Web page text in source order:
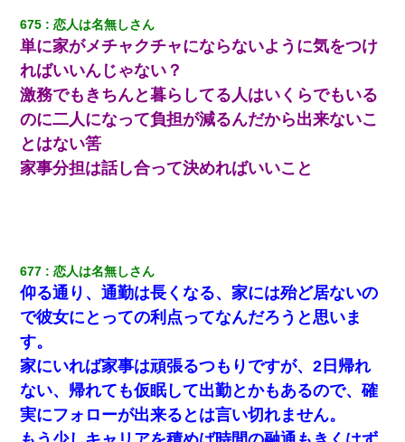
675 恋人は名無しさん
単に家がメチャクチャにならないように気をつけ
ればいいんじゃない？
激務でもきちんと暮らしてる人はいくらでもいる
のに二人になって負担が減るんだから出来ないこ
とはない筈
家事分担は話し合って決めればいいこと
677 恋人は名無しさん
仰る通り、通勤は長くなる、家には殆ど居ないの
で彼女にとっての利点ってなんだろうと思いま
す。
家にいれば家事は頑張るつもりですが、2日帰れ
ない、帰れても仮眠して出勤とかもあるので、確
実にフォローが出来るとは言い切れません。